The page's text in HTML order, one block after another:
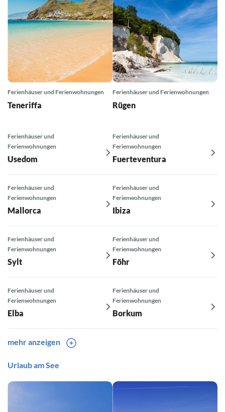
Ferienhäuser und Ferienwohnungen
Teneriffa
Ferienhäuser und Ferienwohnungen
Rügen
Ferienhäuser und
Ferienwohnungen
Usedom
Ferienhäuser und
Ferienwohnungen
Fuerteventura
Ferienhäuser und
Ferienwohnungen
Mallorca
Ferienhäuser und
Ferienwohnungen
Ibiza
Ferienhäuser und
Ferienwohnungen
Sylt
Ferienhäuser und
Ferienwohnungen
Föhr
Ferienhäuser und
Ferienwohnungen
Elba
Ferienhäuser und
Ferienwohnungen
Borkum
mehr anzeigen
Ferienhäuser und
Langeoog Norderney
Urlaub am See